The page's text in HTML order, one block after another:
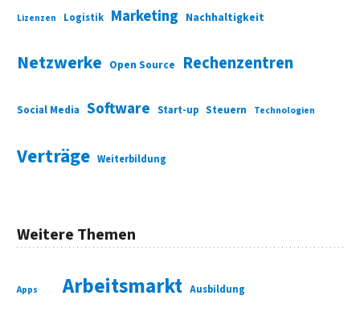
Lizenzen Logistik Marketing Nachhaltigkeit
Netzwerke Open Source Rechenzentren
Social Media Software Start-up Steuern Technologien
Verträge Weiterbildung
Weitere Themen
Apps Arbeitsmarkt Ausbildung